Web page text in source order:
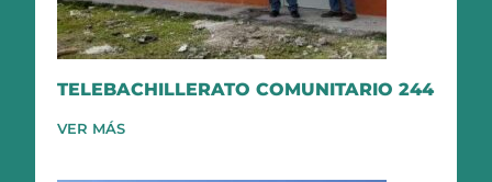
TELEBACHILLERATO COMUNITARIO 244
VER MÁS